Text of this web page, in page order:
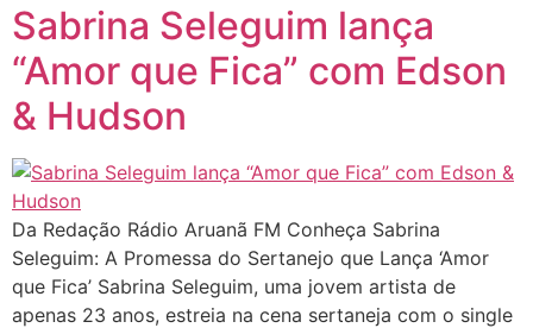
Sabrina Seleguim lança
“Amor que Fica” com Edson
& Hudson
Da Redação Rádio Aruanã FM Conheça Sabrina
Seleguim: A Promessa do Sertanejo que Lança ‘Amor
que Fica’ Sabrina Seleguim, uma jovem artista de
apenas 23 anos, estreia na cena sertaneja com o single